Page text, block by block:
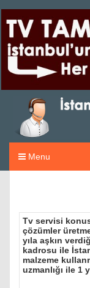
Menu
Tv servisi
çözümler
yıla aşkın
kadrosu ile
malzeme
uzmanlığı ile 1